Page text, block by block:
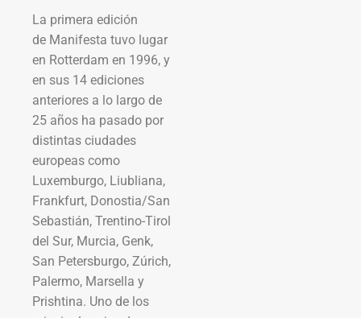
La primera edición
de Manifesta tuvo lugar
en Rotterdam en 1996, y
en sus 14 ediciones
anteriores a lo largo de
25 años ha pasado por
distintas ciudades
europeas como
Luxemburgo, Liubliana,
Frankfurt, Donostia/San
Sebastián, Trentino-Tirol
del Sur, Murcia, Genk,
San Petersburgo, Zúrich,
Palermo, Marsella y
Prishtina. Uno de los